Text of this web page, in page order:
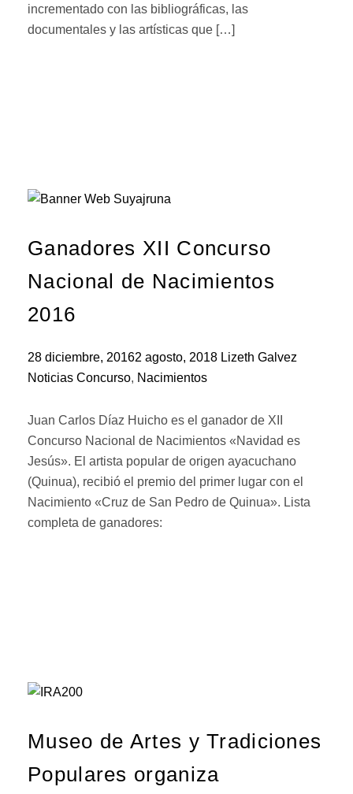
incrementado con las bibliográficas, las
documentales y las artísticas que […]
Ganadores XII Concurso
Nacional de Nacimientos
2016
28 diciembre, 20162 agosto, 2018 Lizeth Galvez
Noticias Concurso, Nacimientos
Juan Carlos Díaz Huicho es el ganador de XII
Concurso Nacional de Nacimientos «Navidad es
Jesús». El artista popular de origen ayacuchano
(Quinua), recibió el premio del primer lugar con el
Nacimiento «Cruz de San Pedro de Quinua». Lista
completa de ganadores:
Museo de Artes y Tradiciones
Populares organiza